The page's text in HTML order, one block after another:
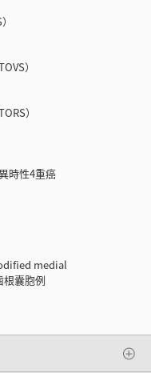
）
）
時性4重癌
medial
囊胞例